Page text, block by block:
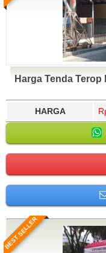
Harga Tenda
HARGA
BEST SELLER